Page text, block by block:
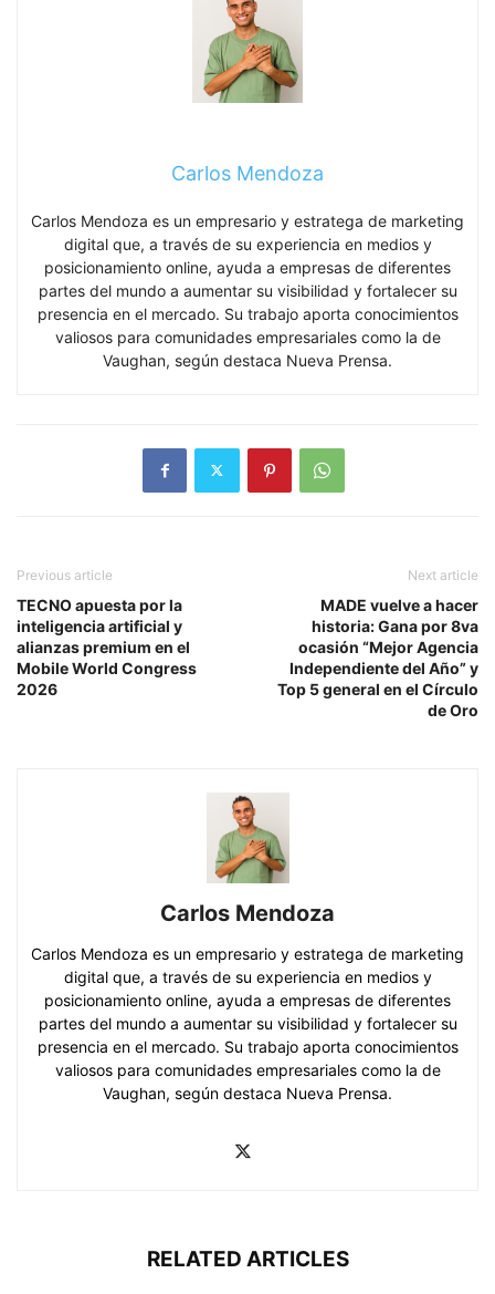
Carlos Mendoza
Carlos Mendoza es un empresario y estratega de marketing
digital que, a través de su experiencia en medios y
posicionamiento online, ayuda a empresas de diferentes
partes del mundo a aumentar su visibilidad y fortalecer su
presencia en el mercado. Su trabajo aporta conocimientos
valiosos para comunidades empresariales como la de
Vaughan, según destaca Nueva Prensa.
Previous article
TECNO apuesta por la
inteligencia artificial y
alianzas premium en el
Mobile World Congress
2026
Next article
MADE vuelve a hacer
historia: Gana por 8va
ocasión “Mejor Agencia
Independiente del Año” y
Top 5 general en el Círculo
de Oro
Carlos Mendoza
Carlos Mendoza es un empresario y estratega de marketing
digital que, a través de su experiencia en medios y
posicionamiento online, ayuda a empresas de diferentes
partes del mundo a aumentar su visibilidad y fortalecer su
presencia en el mercado. Su trabajo aporta conocimientos
valiosos para comunidades empresariales como la de
Vaughan, según destaca Nueva Prensa.
RELATED ARTICLES